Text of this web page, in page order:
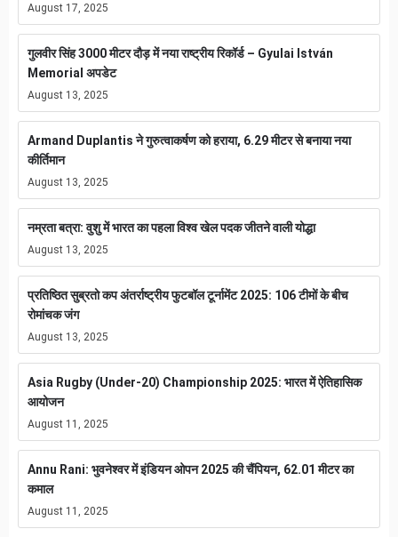
August 17, 2025
गुलवीर सिंह 3000 मीटर दौड़ में नया राष्ट्रीय रिकॉर्ड – Gyulai István
Memorial अपडेट
August 13, 2025
Armand Duplantis ने गुरुत्वाकर्षण को हराया, 6.29 मीटर से बनाया नया
कीर्तिमान
August 13, 2025
नम्रता बत्रा: वुशु में भारत का पहला विश्व खेल पदक जीतने वाली योद्धा
August 13, 2025
प्रतिष्ठित सुब्रतो कप अंतर्राष्ट्रीय फुटबॉल टूर्नामेंट 2025: 106 टीमों के बीच
रोमांचक जंग
August 13, 2025
Asia Rugby (Under-20) Championship 2025: भारत में ऐतिहासिक
आयोजन
August 11, 2025
Annu Rani: भुवनेश्वर में इंडियन ओपन 2025 की चैंपियन, 62.01 मीटर का
कमाल
August 11, 2025